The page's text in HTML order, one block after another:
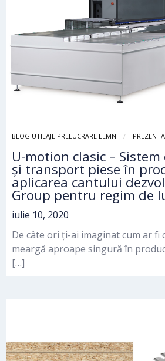
BLOG UTILAJE PRELUCRARE LEMN
U-motion clasic –
și transport piese în
aplicarea cantului
Group pentru regim de
iulie 10, 2020
De câte ori ți-ai imaginat cum ar fi
meargă aproape singură în
[…]